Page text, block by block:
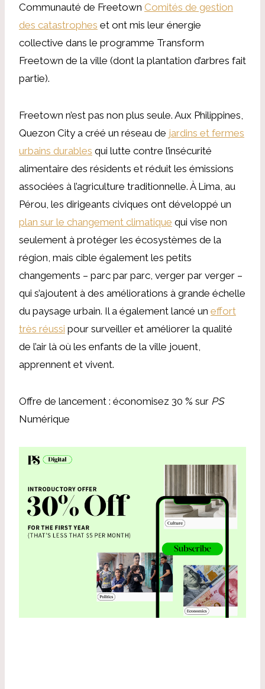
Communauté de Freetown Comités de gestion
des catastrophes et ont mis leur énergie
collective dans le programme Transform
Freetown de la ville (dont la plantation d’arbres fait
partie).
Freetown n’est pas non plus seule. Aux Philippines,
Quezon City a créé un réseau de jardins et fermes
urbains durables qui lutte contre l’insécurité
alimentaire des résidents et réduit les émissions
associées à l’agriculture traditionnelle. À Lima, au
Pérou, les dirigeants civiques ont développé un
plan sur le changement climatique qui vise non
seulement à protéger les écosystèmes de la
région, mais cible également les petits
changements – parc par parc, verger par verger –
qui s’ajoutent à des améliorations à grande échelle
du paysage urbain. Il a également lancé un effort
très réussi pour surveiller et améliorer la qualité
de l’air là où les enfants de la ville jouent,
apprennent et vivent.
Offre de lancement : économisez 30 % sur PS
Numérique